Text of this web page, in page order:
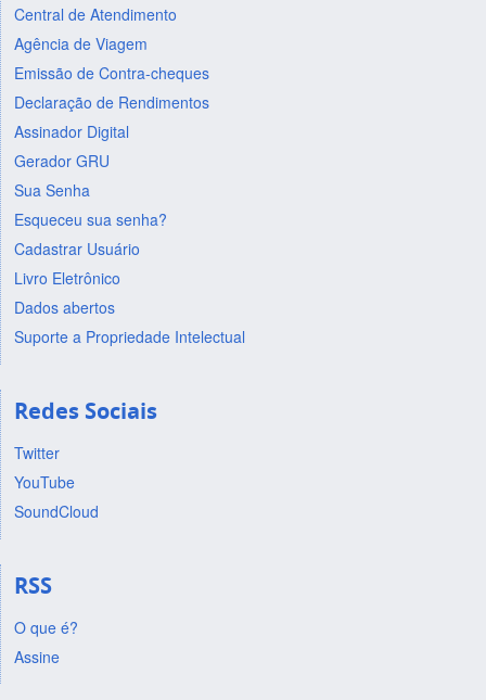
Central de Atendimento
Agência de Viagem
Emissão de Contra-cheques
Declaração de Rendimentos
Assinador Digital
Gerador GRU
Sua Senha
Esqueceu sua senha?
Cadastrar Usuário
Livro Eletrônico
Dados abertos
Suporte a Propriedade Intelectual
Redes Sociais
Twitter
YouTube
SoundCloud
RSS
O que é?
Assine